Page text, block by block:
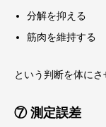
分解を抑える
筋肉を維持する
という判断を体にさ
⑦ 測定誤差